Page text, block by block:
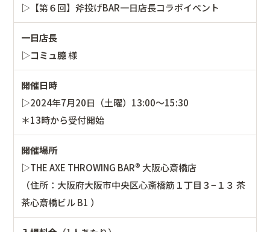
▷【第６回】斧投げBAR一日店長コラボイベント
一日店長
▷コミュ臆様
開催日時
▷2024年7月20日（土曜）13:00〜15:30
＊13時から受付開始
開催場所
▷THE AXE THROWING BAR®︎ 大阪心斎橋店
（住所：大阪府大阪市中央区心斎橋筋１丁目３−１３ 茶
茶心斎橋ビル B1 ）